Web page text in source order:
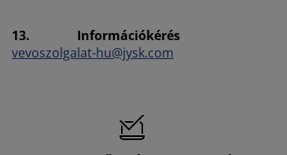
13. Információkérés
vevoszolgalat-hu@jysk.com